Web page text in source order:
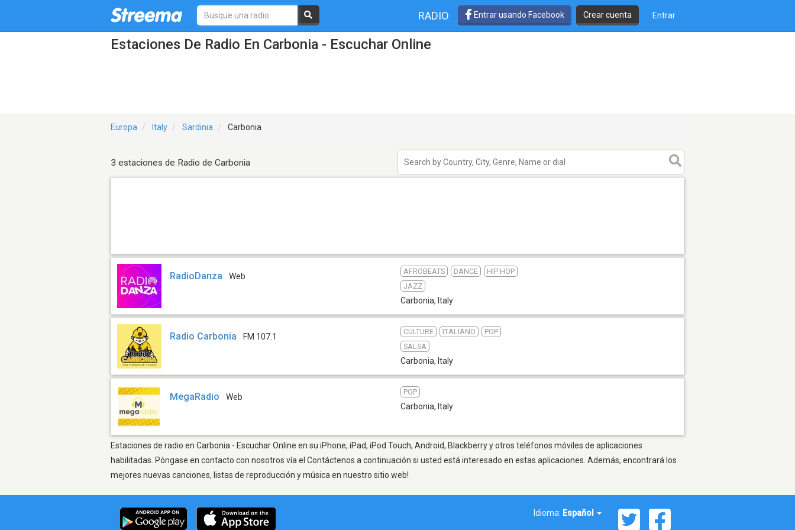
RADIO Entrar usando Facebook Crear cuenta Entrar
Estaciones De Radio En Carbonia - Escuchar Online
Europa Italy Sardinia Carbonia
3 estaciones de Radio de Carbonia
RadioDanza Web
AFROBEATS DANCE
HIP HOP
JAZZ
Carbonia, Italy
Radio Carbonia FM 107.1
CULTURE ITALIANO
POP
SALSA
Carbonia, Italy
MegaRadio Web
POP
Carbonia, Italy
Estaciones de radio en Carbonia - Escuchar Online en su iPhone, iPad, iPod Touch, Android, Blackberry y otros teléfonos móviles de aplicaciones
habilitadas. Póngase en contacto con nosotros vía el Contáctenos a continuación si usted está interesado en estas aplicaciones. Además, encontrará los
mejores nuevas canciones, listas de reproducción y música en nuestro sitio web!
Idioma: Español